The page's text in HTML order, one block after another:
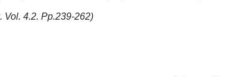
Vol. 4.2. Pp.239-262)